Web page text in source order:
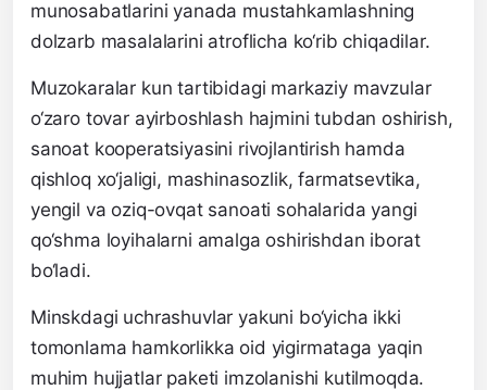
munosabatlarini yanada mustahkamlashning
dolzarb masalalarini atroflicha ko‘rib chiqadilar.
Muzokaralar kun tartibidagi markaziy mavzular
o‘zaro tovar ayirboshlash hajmini tubdan oshirish,
sanoat kooperatsiyasini rivojlantirish hamda
qishloq xo‘jaligi, mashinasozlik, farmatsevtika,
yengil va oziq-ovqat sanoati sohalarida yangi
qo‘shma loyihalarni amalga oshirishdan iborat
bo‘ladi.
Minskdagi uchrashuvlar yakuni bo‘yicha ikki
tomonlama hamkorlikka oid yigirmataga yaqin
muhim hujjatlar paketi imzolanishi kutilmoqda.